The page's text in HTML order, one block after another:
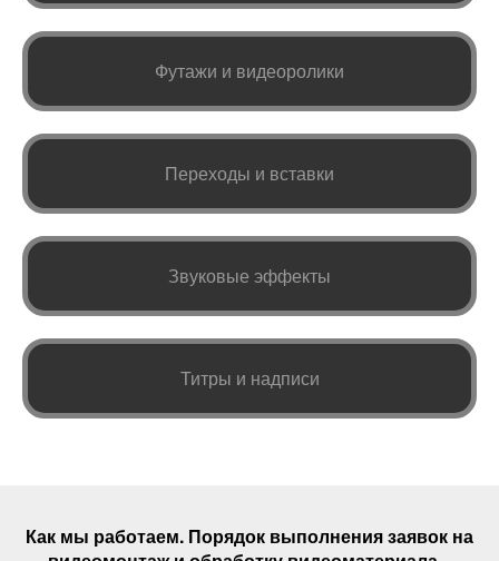
Футажи и видеоролики
Переходы и вставки
Звуковые эффекты
Титры и надписи
Как мы работаем. Порядок выполнениязаявок на